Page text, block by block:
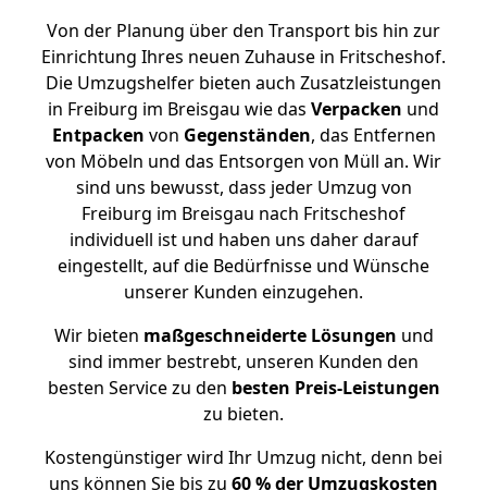
Von der Planung über den Transport bis hin zur
Einrichtung Ihres neuen Zuhause in Fritscheshof.
Die Umzugshelfer bieten auch Zusatzleistungen
in Freiburg im Breisgau wie das Verpacken und
Entpacken von Gegenständen, das Entfernen
von Möbeln und das Entsorgen von Müll an. Wir
sind uns bewusst, dass jeder Umzug von
Freiburg im Breisgau nach Fritscheshof
individuell ist und haben uns daher darauf
eingestellt, auf die Bedürfnisse und Wünsche
unserer Kunden einzugehen.
Wir bieten maßgeschneiderte Lösungen und
sind immer bestrebt, unseren Kunden den
besten Service zu den besten Preis-Leistungen
zu bieten.
Kostengünstiger wird Ihr Umzug nicht, denn bei
uns können Sie bis zu 60 % der Umzugskosten